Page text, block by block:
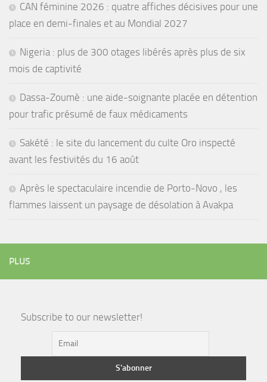
CAN féminine 2026 : quatre affiches décisives pour une
place en demi-finales et au Mondial 2027
Nigeria : plus de 300 otages libérés après plus de six
mois de captivité
Dassa-Zoumè : une aide-soignante placée en détention
pour trafic présumé de faux médicaments
Sakété : le site du lancement du culte Oro inspecté
avant les festivités du 16 août
Après le spectaculaire incendie de Porto-Novo , les
flammes laissent un paysage de désolation à Avakpa
PLUS
Subscribe to our newsletter!